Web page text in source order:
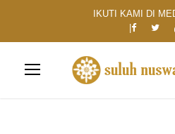
IKUTI KAMI DI